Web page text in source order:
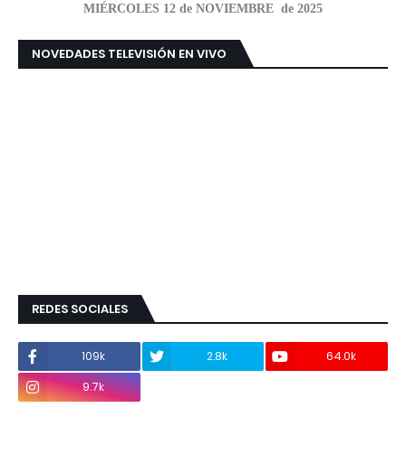
MIÉRCOLES 12 de NOVIEMBRE de 2025
NOVEDADES TELEVISIÓN EN VIVO
REDES SOCIALES
109k 2.8k
64.0k
9.7k